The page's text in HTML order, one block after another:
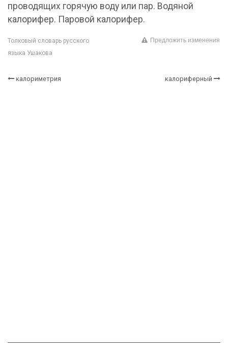
проводящих горячую воду или пар. Водяной
калорифер. Паровой калорифер.
Толковый словарь русского
языка Ушакова
Предложить изменения
калориметрия калориферный